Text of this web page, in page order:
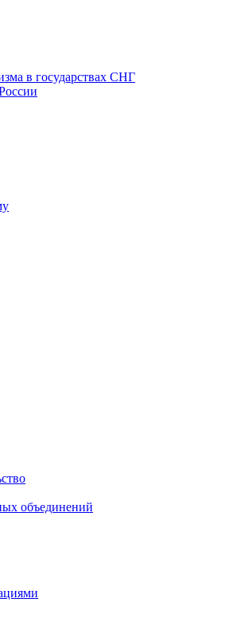
в государствах СНГ
объединений